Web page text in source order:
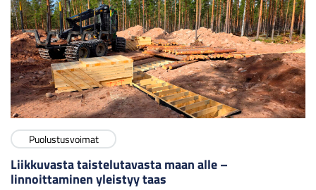
Puolustusvoimat
Liikkuvasta taistelutavasta maan alle –
linnoittaminen yleistyy taas